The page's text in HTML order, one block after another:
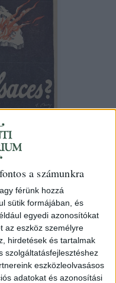
a számunkra
férünk hozzá
sütik formájában, és
egyedi azonosítókat
az eszköz személyre
hirdetések és tartalmak
szolgáltatásfejlesztéshez
eszközleolvasásos
adatokat és azonosítási